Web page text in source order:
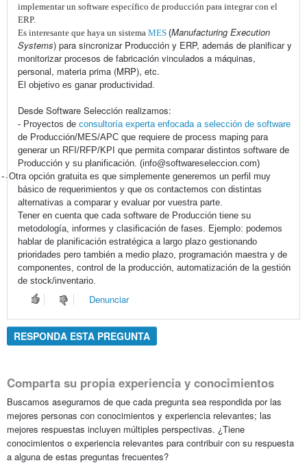
implementar un software específico de producción para integrar con el
ERP.
Es interesante que haya un sistema MES (Manufacturing Execution
Systems) para sincronizar Producción y ERP, además de planificar y
monitorizar procesos de fabricación vinculados a máquinas,
personal, materia prima (MRP), etc.
El objetivo es ganar productividad.
Desde Software Selección realizamos:
- Proyectos de consultoría experta enfocada a selección de software
de Producción/MES/APC que requiere de process maping para
generar un RFI/RFP/KPI que permita comparar distintos software de
Producción y su planificación. (info@softwareseleccion.com)
-- Otra opción gratuita es que simplemente generemos un perfil muy
básico de requerimientos y que os contactemos con distintas
alternativas a comparar y evaluar por vuestra parte.
Tener en cuenta que cada software de Producción tiene su
metodología, informes y clasificación de fases. Ejemplo: podemos
hablar de planificación estratégica a largo plazo gestionando
prioridades pero también a medio plazo, programación maestra y de
componentes, control de la producción, automatización de la gestión
de stock/inventario.
Denunciar
RESPONDA ESTA PREGUNTA
Comparta su propia experiencia y conocimientos
Buscamos asegurarnos de que cada pregunta sea respondida por las
mejores personas con conocimientos y experiencia relevantes; las
mejores respuestas incluyen múltiples perspectivas. ¿Tiene
conocimientos o experiencia relevantes para contribuir con su respuesta
a alguna de estas preguntas frecuentes?